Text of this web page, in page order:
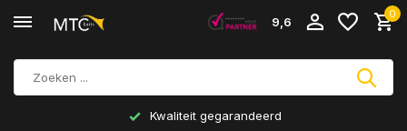
9,6
0
Kwaliteit gegarandeerd